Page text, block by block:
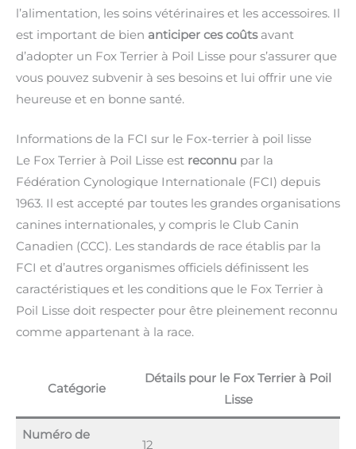
l’alimentation, les soins vétérinaires et les accessoires. Il
est important de bien anticiper ces coûtsavant
d’adopter un Fox Terrier à Poil Lisse pour s’assurer que
vous pouvez subvenir à ses besoins et lui offrir une vie
heureuse et en bonne santé.
Informations de la FCI sur le Fox-terrier à poil lisse
Le Fox Terrier à Poil Lisse est reconnu par la
Fédération Cynologique Internationale (FCI) depuis
1963. Il est accepté par toutes les grandes organisations
canines internationales, y compris le Club Canin
Canadien (CCC). Les standards de race établis par la
FCI et d’autres organismes officiels définissent les
caractéristiques et les conditions que le Fox Terrier à
Poil Lisse doit respecter pour être pleinement reconnu
comme appartenant à la race.
Catégorie
Détails pour le Fox Terrier à Poil
Lisse
Numéro de
12